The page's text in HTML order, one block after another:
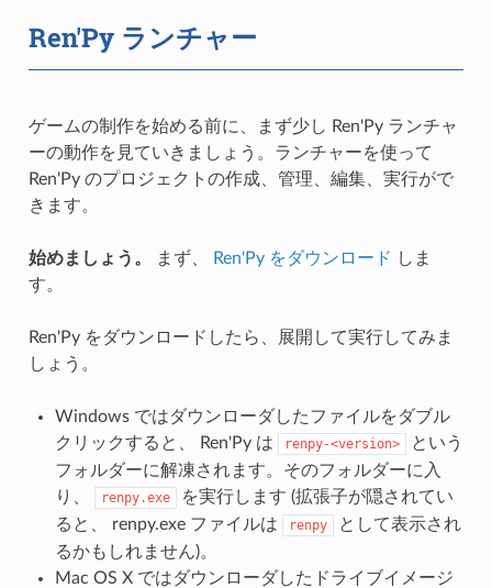
Ren'Py ランチャー
ゲームの制作を始める前に、まず少し Ren'Py ランチャ
ーの動作を見ていきましょう。ランチャーを使って
Ren'Py のプロジェクトの作成、管理、編集、実行がで
きます。
始めましょう。 まず、 Ren'Py をダウンロード しま
す。
Ren'Py をダウンロードしたら、展開して実行してみま
しょう。
Windows ではダウンローダしたファイルをダブル
クリックすると、 Ren'Py は
renpy-<version>
という
フォルダーに解凍されます。そのフォルダーに入
り、
renpy.exe
を実行します (拡張子が隠されてい
ると、 renpy.exe ファイルは
renpy
として表示され
るかもしれません)。
Mac OS X ではダウンローダしたドライブイメージ